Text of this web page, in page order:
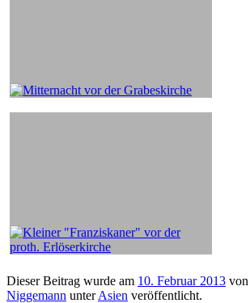
Dieser Beitrag wurde am 10. Februar 2013 von
Niggemann unterAsien veröffentlicht.